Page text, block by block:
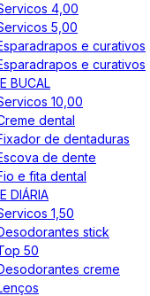
4,00
5,00
e curativos
e curativos
BUCAL
10,00
dental
de dentaduras
de dente
e fita dental
DIÁRIA
1,50
stick
50
creme